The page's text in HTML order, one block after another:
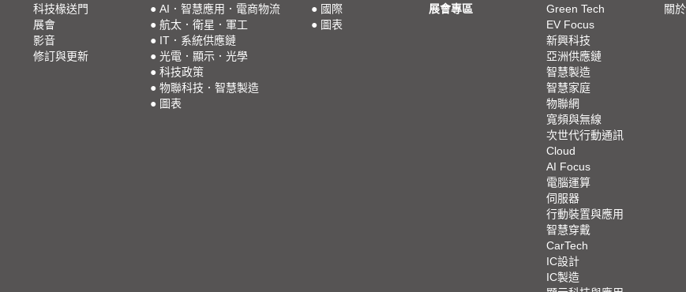
科技椽送門
展會
影音
修訂與更新
● AI．智慧應用．電商物流
● 航太．衛星．軍工
● IT．系統供應鏈
● 光電．顯示．光學
● 科技政策
● 物聯科技．智慧製造
● 圖表
● 國際
● 圖表
展會專區
Green Tech
EV Focus
新興科技
亞洲供應鏈
智慧製造
智慧家庭
物聯網
寬頻與無線
次世代行動通訊
Cloud
AI Focus
電腦運算
伺服器
行動裝置與應用
智慧穿戴
CarTech
IC設計
IC製造
關